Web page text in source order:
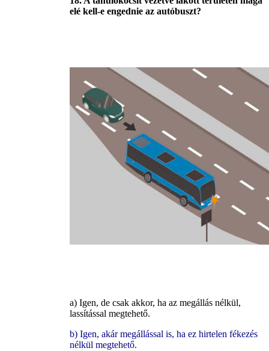
elé kell-e engednie az autóbuszt?
a) Igen, de csak akkor, ha az megállás nélkül,
lassítással megtehető.
b) Igen, akár megállással is, ha ez hirtelen fékezés
nélkül megtehető.